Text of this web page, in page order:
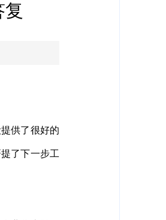
供了很好的
了下一步工